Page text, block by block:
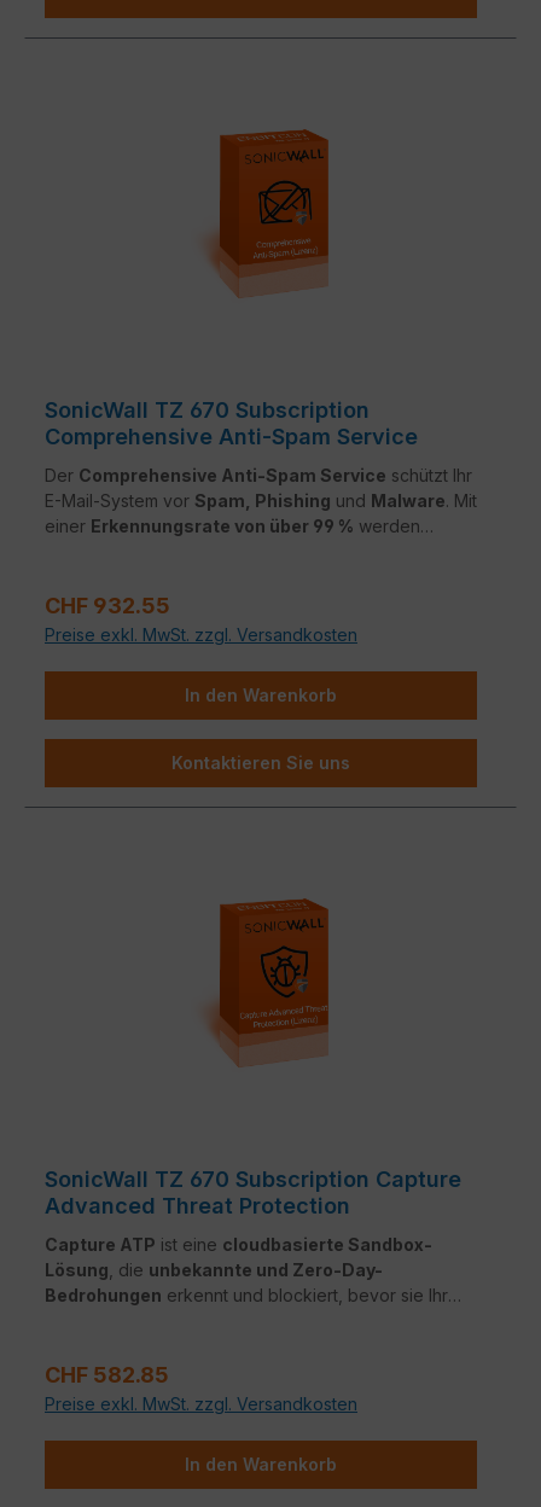
SonicWall TZ 670 Subscription
Comprehensive Anti-Spam Service
Der Comprehensive Anti-Spam Service schützt Ihr
E-Mail-System vor Spam, Phishing und Malware. Mit
einer Erkennungsrate von über 99 % werden
sorgen fürsichere Kommunikation
Regulärer Preis:
CHF 932.55
Preise exkl. MwSt. zzgl. Versandkosten
In den Warenkorb
Kontaktieren Sie uns
SonicWall TZ 670 Subscription Capture
Advanced Threat Protection
Capture ATP ist eine cloudbasierte Sandbox-
Lösung , die unbekannte und Zero-Day-
Bedrohungen erkennt und blockiert, bevor sie Ihr
Umgebung geprüft, um Angriffe
Regulärer Preis:
CHF 582.85
Preise exkl. MwSt. zzgl. Versandkosten
In den Warenkorb